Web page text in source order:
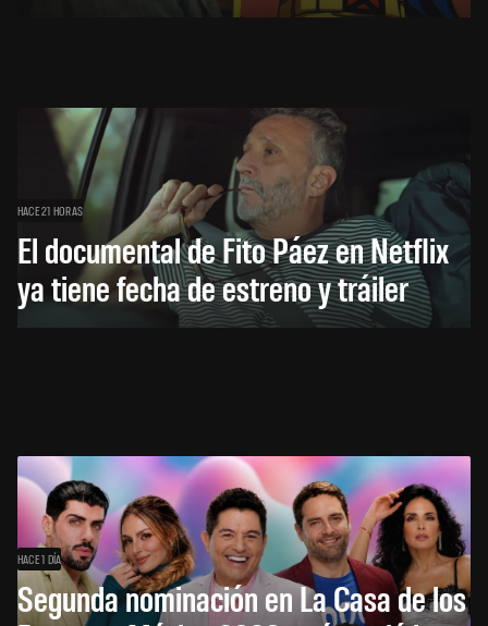
HACE 21 HORAS
El documental de Fito Páez en Netflix
ya tiene fecha de estreno y tráiler
HACE 1 DÍA
Segunda nominación en La Casa de los